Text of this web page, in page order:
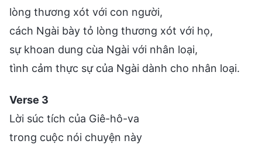
lòng thương xót với con người,
cách Ngài bày tỏ lòng thương xót với họ,
sự khoan dung cùa Ngài với nhân loại,
tình cảm thực sự của Ngài dành cho nhân loại.
Verse 3
Lời súc tích của Giê-hô-va
trong cuộc nói chuyện này